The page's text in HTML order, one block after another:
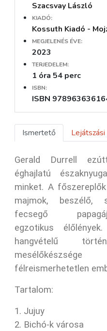
Szacsvay László
KIADÓ:
Kossuth Kiadó -
MEGJELENÉS ÉVE:
2023
TERJEDELEM:
1 óra 54 perc
ISBN:
ISBN
Ismertető
Gerald Durrell
éghajlatú
minket. A
majmok, beszélő,
fecsegő
egzotikus
hangvételű
félreismerhetetlen
Tartalom:
1. Jujuy
2. Bichó-k városa